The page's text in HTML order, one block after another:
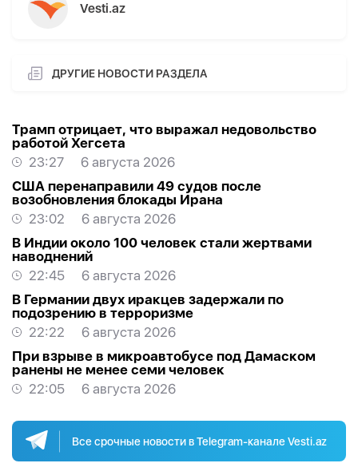
Vesti.az
ДРУГИЕ НОВОСТИ РАЗДЕЛА
Трамп отрицает, что выражал недовольство
работой Хегсета
23:27
6 августа 2026
США перенаправили 49 судов после
возобновления блокады Ирана
23:02
6 августа 2026
В Индии около 100 человек стали жертвами
наводнений
22:45
6 августа 2026
В Германии двух иракцев задержали по
подозрению в терроризме
22:22
6 августа 2026
При взрыве в микроавтобусе под Дамаском
ранены не менее семи человек
22:05
6 августа 2026
Все срочные новости в Telegram-канале Vesti.az